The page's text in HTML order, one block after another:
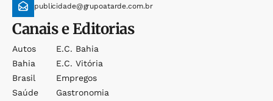
publicidade@grupoatarde.com.br
Canais e Editorias
Autos
Bahia
Brasil
Saúde
E.c. Bahia
E.c. Vitória
Empregos
Gastronomia